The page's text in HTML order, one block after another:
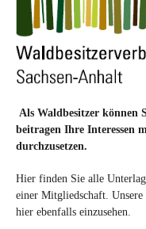
Als Waldbesitzer können
beitragen Ihre Interessen
durchzusetzen.
Hier finden Sie alle
einer Mitgliedschaft.
hier ebenfalls einzusehen.